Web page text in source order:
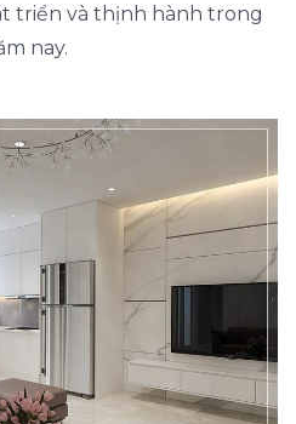
triển và thịnh hành trong
nay.